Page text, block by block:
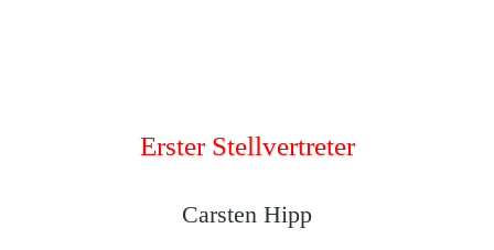
Erster Stellvertreter
Carsten Hipp